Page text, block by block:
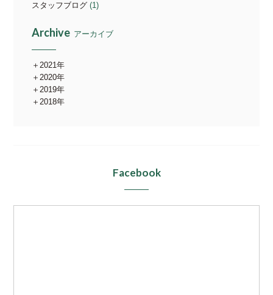
スタッフブログ (1)
Archive アーカイブ
2021年
2020年
2019年
2018年
Facebook